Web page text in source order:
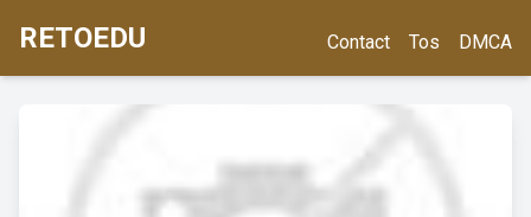
RETOEDU Contact Tos DMCA